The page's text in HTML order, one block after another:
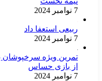
7 نوامبر 2024
ربیعی استعفا داد
7 نوامبر 2024
تمرین ویژه سرخپوشان
از بازی حساس
7 نوامبر 2024